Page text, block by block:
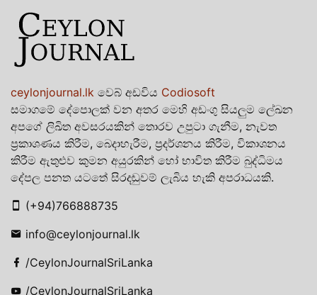
ceylonjournal.lk වෙබ් අඩවිය Codiosoft
සමාගමේ දේපොලක් වන අතර මෙහි අඩංගු සියලුම ලේඛන
අපගේ ලිඛිත අවසරයකින් තොරව උපුටා ගැනීම, නැවත
ප්‍රකාශණය කිරීම, බෙදාහැරීම, ප්‍රදර්ශනය කිරීම, විකාශනය
කිරීම ඇතුළුව කුමන අයුරකින් හෝ භාවිත කිරීම බුද්ධිමය
දේපල පනත යටතේ සිරදඬුවම් ලැබිය හැකි අපරාධයකි.
(+94)766888735
info@ceylonjournal.lk
/CeylonJournalSriLanka
/CeylonJournalSriLanka